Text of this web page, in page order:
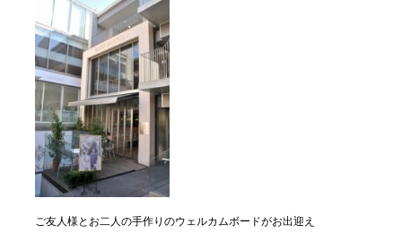
ご友人様とお二人の手作りのウェルカムボードがお出迎え